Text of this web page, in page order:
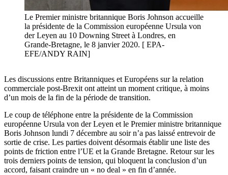
Le Premier ministre britannique Boris Johnson accueille
la présidente de la Commission européenne Ursula von
der Leyen au 10 Downing Street à Londres, en
Grande-Bretagne, le 8 janvier 2020. [ EPA-
EFE/ANDY RAIN]
Les discussions entre Britanniques et Européens sur la relation
commerciale post-Brexit ont atteint un moment critique, à moins
d’un mois de la fin de la période de transition.
Le coup de téléphone entre la présidente de la Commission
européenne Ursula von der Leyen et le Premier ministre britannique
Boris Johnson lundi 7 décembre au soir n’a pas laissé entrevoir de
sortie de crise. Les parties doivent désormais établir une liste des
points de friction entre l’UE et la Grande Bretagne. Retour sur les
trois derniers points de tension, qui bloquent la conclusion d’un
accord, faisant craindre un « no deal » en fin d’année.